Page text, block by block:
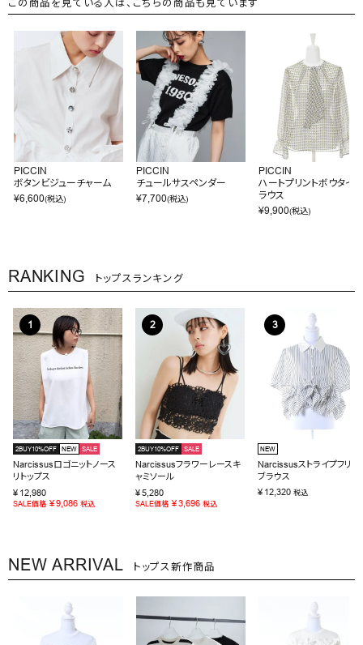
PICCIN
ボタンビジューチャーム
¥6,600(税込)
PICCIN
チュールサスペンダー
¥7,700(税込)
PICCIN
ハートプリントボウタイブ
ラウス
¥9,900(税込)
RANKING トップスランキング
2BUY10%OFF NEW SALE
Narcissusロゴニットノース
リトップス
¥ 12,980
SALE価格 ¥9,086 税込
2BUY10%OFF SALE
Narcissusフラワーレースキ
ャミソール
¥5,280
SALE価格 ¥3,696 税込
NEW
Narcissusストライプフリル
ブラウス
¥ 12,320 税込
NEW ARRIVAL トップス新作商品